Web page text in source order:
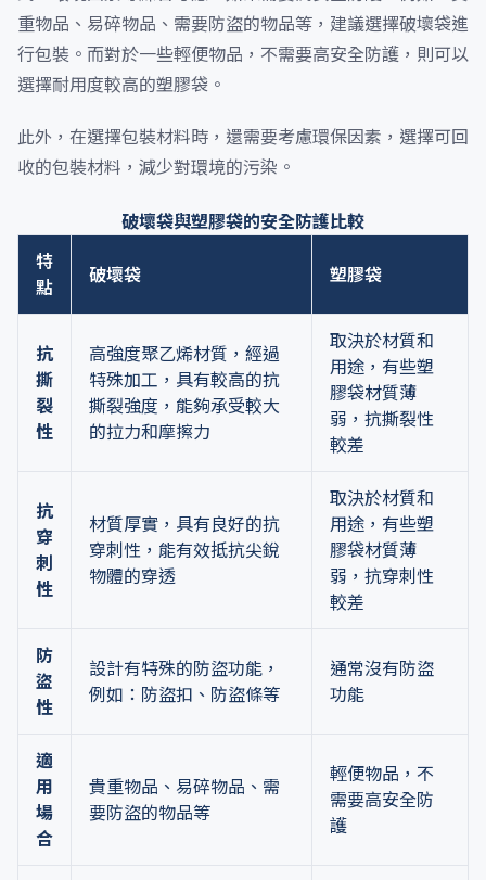
重物品、易碎物品、需要防盜的物品等，建議選擇破壞袋進
行包裝。而對於一些輕便物品，不需要高安全防護，則可以
選擇耐用度較高的塑膠袋。
此外，在選擇包裝材料時，還需要考慮環保因素，選擇可回
收的包裝材料，減少對環境的污染。
破壞袋與塑膠袋的安全防護比較
特
點
破壞袋 塑膠袋
抗
撕
裂
性
高強度聚乙烯材質，經過
特殊加工，具有較高的抗
撕裂強度，能夠承受較大
的拉力和摩擦力
取決於材質和
用途，有些塑
膠袋材質薄
弱，抗撕裂性
較差
抗
穿
刺
性
材質厚實，具有良好的抗
穿刺性，能有效抵抗尖銳
物體的穿透
取決於材質和
用途，有些塑
膠袋材質薄
弱，抗穿刺性
較差
防
盜
性
設計有特殊的防盜功能，
例如：防盜扣、防盜條等
通常沒有防盜
功能
適
用
場
合
貴重物品、易碎物品、需
要防盜的物品等
輕便物品，不
需要高安全防
護